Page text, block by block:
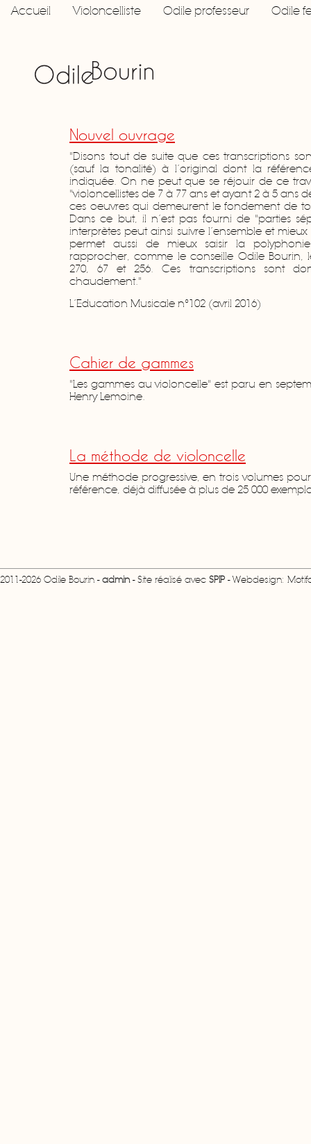
Accueil Violoncelliste Odile professeur Odile
Nouvel ouvrage
"Disons tout de suite que ces transcriptions
(sauf la tonalité) à l’original dont la
indiquée. On ne peut que se réjouir de ce
"violoncellistes de 7 à 77 ans et ayant 2 à 5 ans
ces oeuvres qui demeurent le fondement de
Dans ce but, il n’est pas fourni de "parties
interprètes peut ainsi suivre l’ensemble et
permet aussi de mieux saisir la
rapprocher, comme le conseille Odile Bourin,
270, 67 et 256. Ces transcriptions sont
chaudement."
L’Education Musicale n°102 (avril 2016)
Cahier de gammes
"Les gammes au violoncelle" est paru en
Henry Lemoine.
La méthode de violoncelle
Une méthode progressive, en trois volumes
référence, déjà diffusée à plus de 25 000
2011-2026 Odile Bourin -admin- Site réalisé avec SPIP - Webdesign: